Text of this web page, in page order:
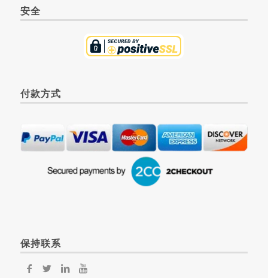
安全
付款方式
保持联系